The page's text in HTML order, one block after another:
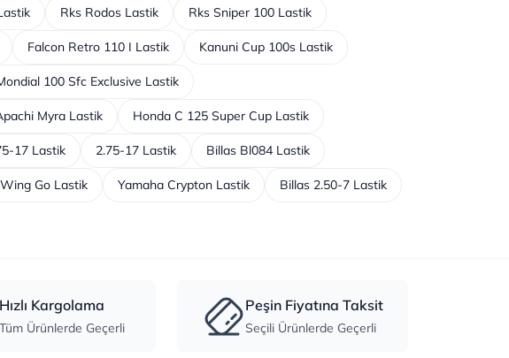
Rks Rodos Lastik Rks Sniper 100 Lastik
Falcon Retro 110 I Lastik Kanuni Cup 100s Lastik
100 Sfc Exclusive Lastik
Myra Lastik Honda C 125 Super Cup Lastik
17 Lastik 2.75-17 Lastik Billas Bl084 Lastik
Go Lastik Yamaha Crypton Lastik Billas 2.50-7 Lastik
Hızlı Kargolama
Tüm Ürünlerde Geçerli
Peşin Fiyatına Taksit
Seçili Ürünlerde Geçerli